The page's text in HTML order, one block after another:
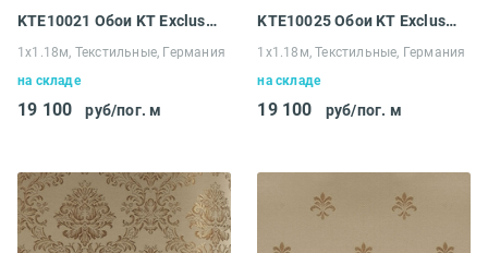
KTE10021 Обои KT Exclusive Solomon
1х1.18м, Текстильные, Германия
на складе
19 100 руб/пог. м
KTE10025 Обои KT Exclusive Solomon
1х1.18м, Текстильные, Германия
на складе
19 100 руб/пог. м